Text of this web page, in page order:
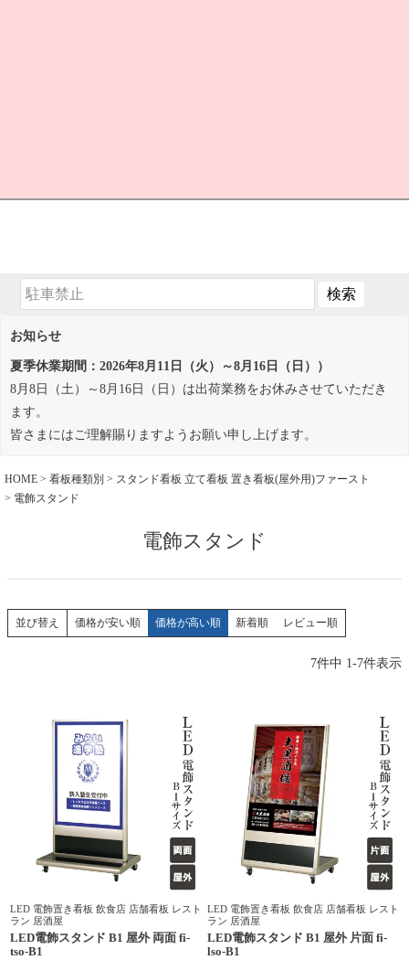
お知らせ
夏季休業期間：2026年8月11日（火）～8月16日（日））
8月8日（土）～8月16日（日）は出荷業務をお休みさせていただき
ます。
皆さまにはご理解賜りますようお願い申し上げます。
HOME 看板種類別
スタンド看板 立て看板 置き看板(屋外用)ファースト
電飾スタンド
電飾スタンド
並び替え 価格が安い順 価格が高い順 新着順 レビュー順
7件中 1 -7件表示
LED 電飾置き看板 飲食店 店舗看板 レスト
ラン 居酒屋
LED電飾スタンド B1 屋外 両面 fi-
tso-B1
LED 電飾置き看板 飲食店 店舗看板 レスト
ラン 居酒屋
LED電飾スタンド B1 屋外 片面 fi-
lso-B1